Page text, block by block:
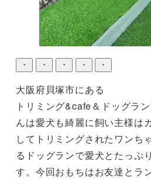
・ ・ ・ ・ ・
大阪府貝塚市にある
トリミング&cafe＆ドッグラ
んは愛犬も綺麗に飼い主様は
してトリミングされたワンち
るドッグランで愛犬とたっぷ
す。今回おもちはお友達とラ